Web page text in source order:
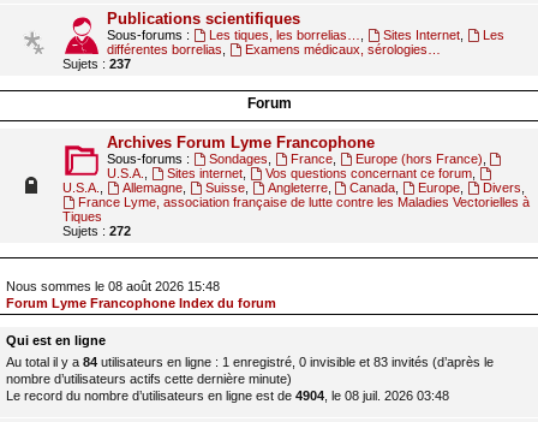
Publications scientifiques
Sous-forums : Les tiques, les borrelias… Sites Internet,
Les
différentes borrelias
Examens médicaux, sérologies…
Sujets : 237
Forum
Archives Forum Lyme Francophone
Sous-forums : Sondages France, Europe (hors France)
U.S.A.
Sites internet, Vos questions concernant ce forum,
U.S.A.
Allemagne, Suisse, Angleterre, Canada Europe Divers
France Lyme, association française de lutte contre les Maladies Vectorielles à
Tiques
Sujets : 272
Nous sommes le 08 août 2026 15:48
Forum Lyme Francophone Index du forum
Qui est en ligne
Au total il y a 84 utilisateurs en ligne : 1 enregistré, 0 invisible et 83 invités (d’après le
nombre d’utilisateurs actifs cette dernière minute)
Le record du nombre d’utilisateurs en ligne est de 4904 , le 08 juil. 2026 03:48